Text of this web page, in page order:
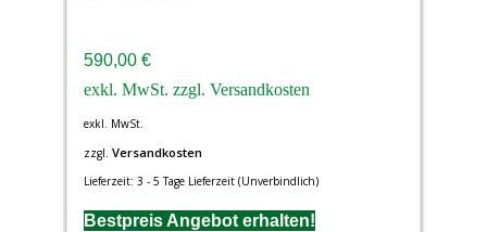
590,00 €
exkl. MwSt.
zzgl. Versandkosten
Lieferzeit: 3 - 5 Tage Lieferzeit (Unverbindlich)
Bestpreis Angebot erhalten!